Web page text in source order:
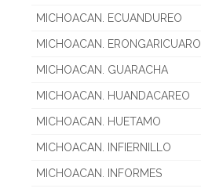
MICHOACAN. ECUANDUREO
MICHOACAN. ERONGARICUARO
MICHOACAN. GUARACHA
MICHOACAN. HUANDACAREO
MICHOACAN. HUETAMO
MICHOACAN. INFIERNILLO
MICHOACAN. INFORMES